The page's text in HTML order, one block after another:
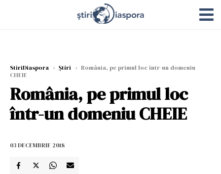
StiriDiaspora › Știri › România, pe primul loc într-un domeniu
CHEIE
România, pe primul loc
într-un domeniu CHEIE
03 DECEMBRIE 2018